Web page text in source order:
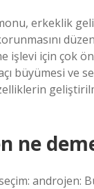
erkeklik
işlevi için çok
büyümesi ve
ne
androjen: